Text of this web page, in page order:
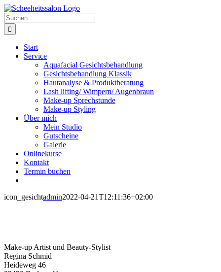
Zum
Inhalt
springen
Suche
nach:
Start
Service
Aquafacial Gesichtsbehandlung
Gesichtsbehandlung Klassik
Hautanalyse & Produktberatung
Lash lifting/ Wimpern/ Augenbraun
Make-up Sprechstunde
Make-up Styling
Über mich
Mein Studio
Gutscheine
Galerie
Onlinekurse
Kontakt
Termin buchen
icon_gesichtadmin2022-04-21T12:11:36+02:00
Make-up Artist und Beauty-Stylist
Regina Schmid
Heideweg 46